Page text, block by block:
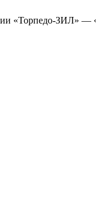
«Торпедо-ЗИЛ»